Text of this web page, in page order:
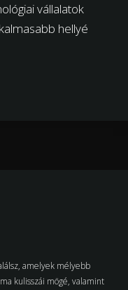
vállalatok
hellyé
amelyek mélyebb
kulisszái mögé, valamint